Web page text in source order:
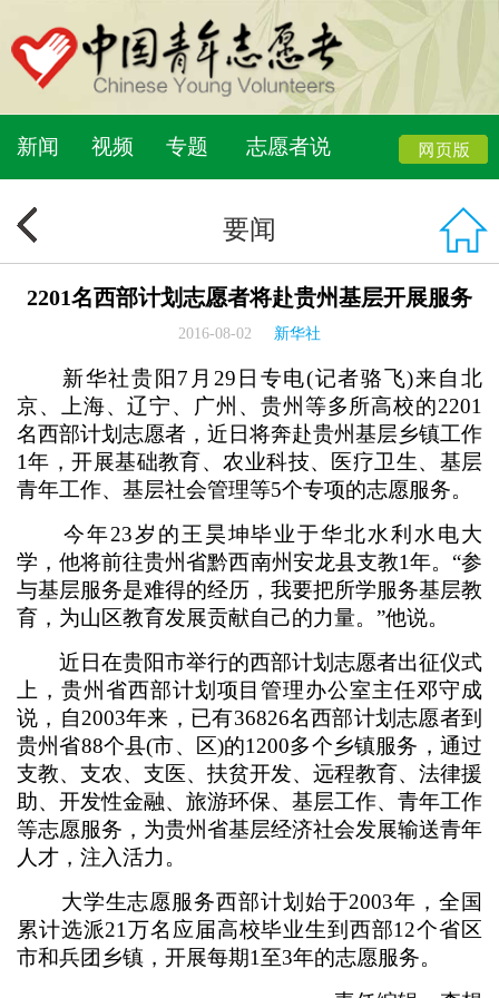
新闻 视频 专题 志愿者说
要闻
2201名西部计划志愿者将赴贵州基层开展服务
2016-08-02 新华社
新华社贵阳7月29日专电(记者骆飞)来自北
京、上海、辽宁、广州、贵州等多所高校的2201
名西部计划志愿者，近日将奔赴贵州基层乡镇工作
1年，开展基础教育、农业科技、医疗卫生、基层
青年工作、基层社会管理等5个专项的志愿服务。
今年23岁的王昊坤毕业于华北水利水电大
学，他将前往贵州省黔西南州安龙县支教1年。“参
与基层服务是难得的经历，我要把所学服务基层教
育，为山区教育发展贡献自己的力量。”他说。
近日在贵阳市举行的西部计划志愿者出征仪式
上，贵州省西部计划项目管理办公室主任邓守成
说，自2003年来，已有36826名西部计划志愿者到
贵州省88个县(市、区)的1200多个乡镇服务，通过
支教、支农、支医、扶贫开发、远程教育、法律援
助、开发性金融、旅游环保、基层工作、青年工作
等志愿服务，为贵州省基层经济社会发展输送青年
人才，注入活力。
大学生志愿服务西部计划始于2003年，全国
累计选派21万名应届高校毕业生到西部12个省区
市和兵团乡镇，开展每期1至3年的志愿服务。